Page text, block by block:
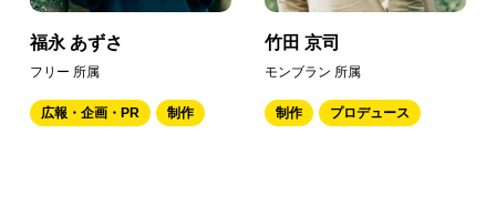
福永 あずさ
フリー 所属
広報・企画・PR 制作
竹田 京司
モンブラン 所属
制作 プロデュース